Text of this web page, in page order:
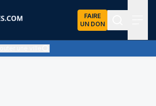
FAIRE
UN DON
- quasiment pas de nuages